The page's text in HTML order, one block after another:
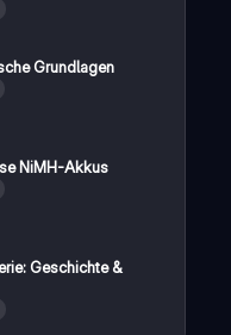
Grundlagen
NiMH-Akkus
Geschichte &